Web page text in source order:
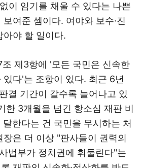
이 임기를 채울 수 있다는 나쁜
여준 셈이다. 여야와 보수·진
아야 할 일이다.
제3항에 '모든 국민은 신속한
다'는 조항이 있다. 최근 6년
결 기간이 갈수록 늘어나고 있
한 3개월을 넘긴 항소심 재판 비
한다는 건 국민을 무시하는 처
은 더 이상 "판사들이 권력의
법부가 정치권에 휘둘린다"는